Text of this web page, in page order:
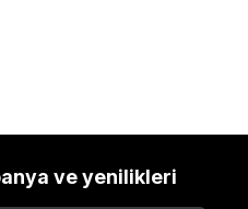
ve yenilikleri